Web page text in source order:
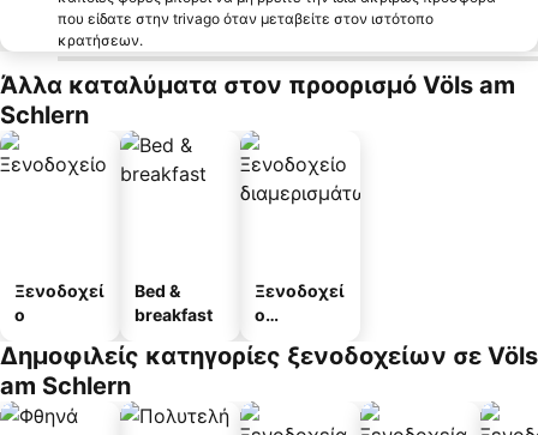
που είδατε στην trivago όταν μεταβείτε στον ιστότοπο
κρατήσεων.
Άλλα καταλύματα στον προορισμό Völs am
Schlern
Ξενοδοχεί
ο
Bed &
breakfast
Ξενοδοχεί
ο
άτων
Δημοφιλείς κατηγορίες ξενοδοχείων σε Völs
am Schlern